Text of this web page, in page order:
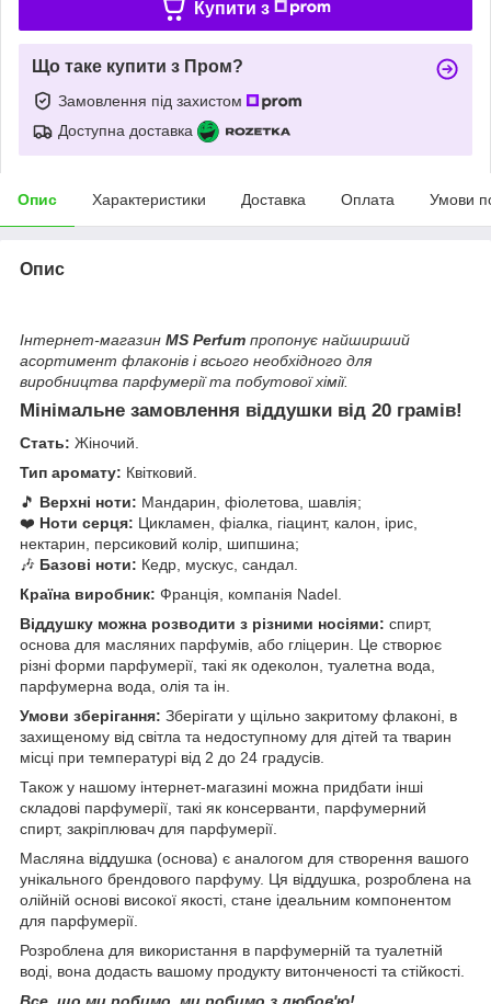
Купити з
Що таке купити з Пром?
Замовлення під захистом
Доступна доставка
Опис Характеристики Доставка Оплата Умови
Опис
Інтернет-магазин MS Perfum пропонує найширший
асортимент флаконів і всього необхідного для
виробництва парфумерії та побутової хімії.
Мінімальне замовлення віддушки від 20 грамів!
Стать: Жіночий.
Тип аромату: Квітковий.
🎵 Верхні ноти: Мандарин, фіолетова, шавлія;
❤️ Ноти серця: Цикламен, фіалка, гіацинт, калон, ірис,
нектарин, персиковий колір, шипшина;
🎶 Базові ноти: Кедр, мускус, сандал.
Країна виробник: Франція, компанія Nadel.
Віддушку можна розводити з різними носіями: спирт,
основа для масляних парфумів, або гліцерин. Це створює
різні форми парфумерії, такі як одеколон, туалетна вода,
парфумерна вода, олія та ін.
Умови зберігання: Зберігати у щільно закритому флаконі, в
захищеному від світла та недоступному для дітей та тварин
місці при температурі від 2 до 24 градусів.
Також у нашому інтернет-магазині можна придбати інші
складові парфумерії, такі як консерванти, парфумерний
спирт, закріплювач для парфумерії.
Масляна віддушка (основа) є аналогом для створення вашого
унікального брендового парфуму. Ця віддушка, розроблена на
олійній основі високої якості, стане ідеальним компонентом
для парфумерії.
Розроблена для використання в парфумерній та туалетній
воді, вона додасть вашому продукту витонченості та стійкості.